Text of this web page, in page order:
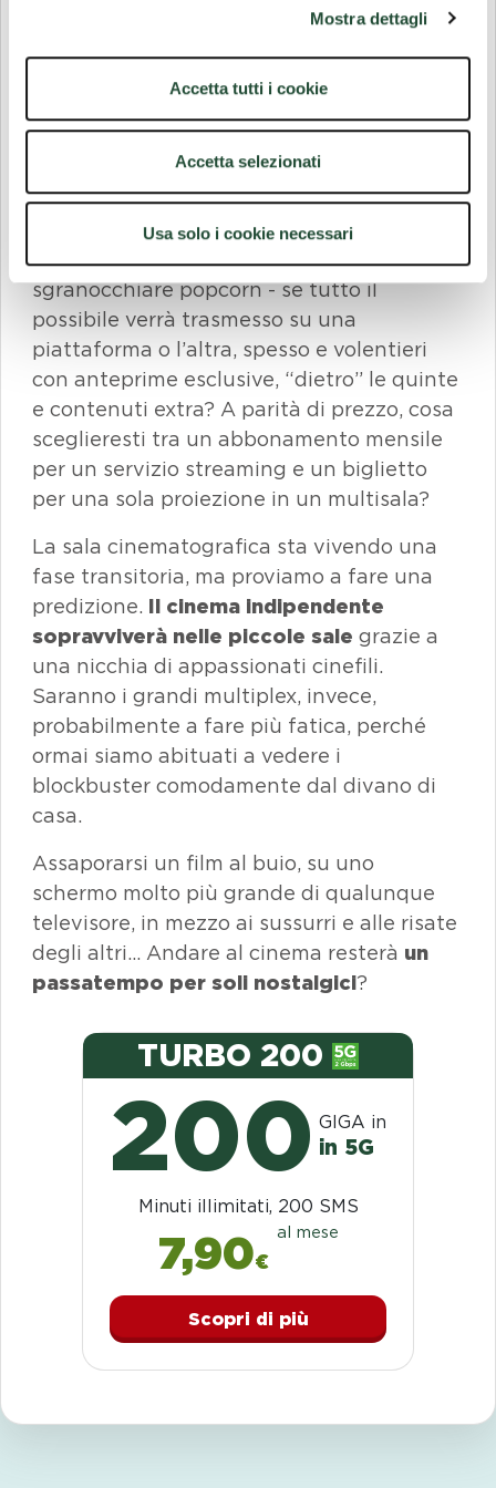
Mostra dettagli
Accetta tutti i cookie
Accetta selezionati
Usa solo i cookie necessari
di Cinetel, dal
1° al 31 agosto 2021, lariapertura post-
paralisi Covid-19, in Italia sono stati
incassati poco meno di 16 milioni di euro,-
62% rispetto al
stesso periodo del
La domanda che tutti ci stiamo facendo è
perché tornare a frequentare la sala
magari con la mascherina e senza poter
sgranocchiare popcorn - se tutto il
possibile verrà trasmesso su una
piattaforma o l’altra, spesso e volentieri
con anteprime esclusive, “dietro” le quinte
e contenuti extra? A parità di prezzo, cosa
sceglieresti tra un abbonamento mensile
per un servizio streaming e un biglietto
per una sola proiezione in un multisala?
La sala cinematografica sta vivendo una
fase transitoria, ma proviamo a fare una
predizione. Il cinema indipendente
sopravviverà nelle piccole sale grazie a
una nicchia di appassionati cinefili.
Saranno i grandi multiplex, invece,
probabilmente a fare più fatica, perché
ormai siamo abituati a vedere i
blockbuster comodamente dal divano di
casa.
Assaporarsi un film al buio, su uno
schermo molto più grande di qualunque
televisore, in mezzo ai sussurri e alle risate
degli altri… Andare al cinema resterà un
passatempo per soli nostalgici?
TURBO 200
200 GIGA in
in 5G
Minuti illimitati, 200 SMS
7,90€
al mese
Scopri di più